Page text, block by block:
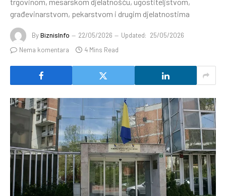
trgovinom, mesarskom djelatnošću, ugostiteljstvom,
građevinarstvom, pekarstvom i drugim djelatnostima
ByBiznisInfo 22/05/2026 Updated: 25/05/2026
Nema komentara
4 Mins Read